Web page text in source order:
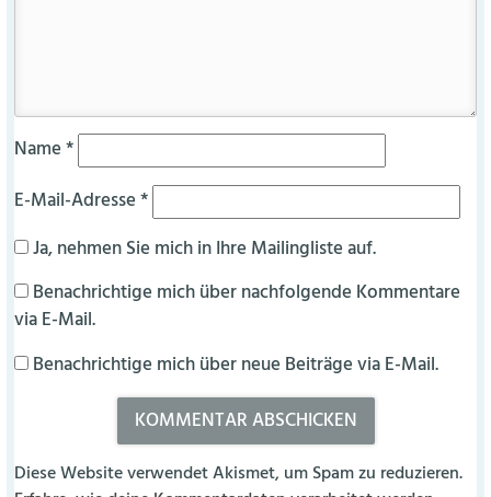
Name*
E-Mail-Adresse*
Ja, nehmen Sie mich in Ihre Mailingliste auf.
Benachrichtige mich über nachfolgende Kommentare
via E-Mail.
Benachrichtige mich über neue Beiträge via E-Mail.
Diese Website verwendet Akismet, um Spam zu reduzieren.